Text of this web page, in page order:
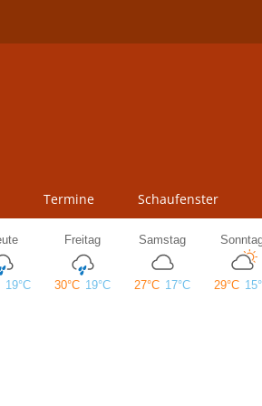
Termine Schaufenster